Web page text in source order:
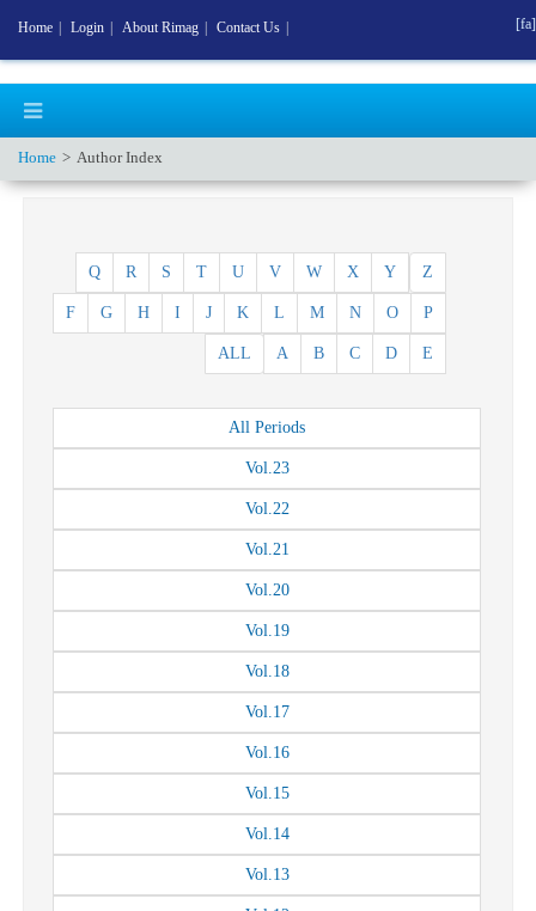
Home Author Index
Z
Y
X
W
V
U
T
S
R
Q
P
O
N
M
L
K
J
I
H
G
F
E
D
C
B
A
ALL
All Periods
Vol.23
Vol.22
Vol.21
Vol.20
Vol.19
Vol.18
Vol.17
Vol.16
Vol.15
Vol.14
Vol.13
Home Login About Rimag Contact Us [fa]